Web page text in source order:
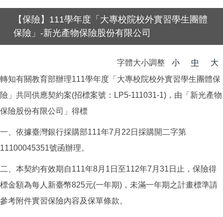
【保險】111學年度「大專校院校外實習學生團體
保險」-新光產物保險股份有限公司
字體大小調整 小 中
大
轉知有關教育部辦理111學年度「大專校院校外實習學生團體保
險」共同供應契約案(招標案號：LP5-111031-1)，由「新光產物
保險股份有限公司」得標
一、依據臺灣銀行採購部111年7月22日採購開二字第
11100045351號函辦理。
二、本契約有效期自111年8月1日至112年7月31日止，保險得
標金額為每人新臺幣825元(一年期)，未滿一年期之計畫標準請
參考附件實習保險內容及保單條款。